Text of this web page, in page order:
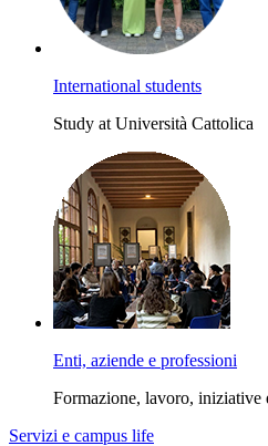
International students
Study at Università Cattolica
Enti, aziende e professioni
Formazione, lavoro, iniziative
Servizi e campus life